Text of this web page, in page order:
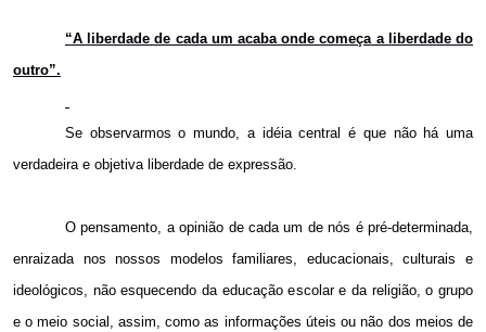
“A liberdade de cada um acaba onde começa a liberdade do
outro”.
Se observarmos o mundo, a idéia central é que não há uma
verdadeira e objetiva liberdade de expressão.
O pensamento, a opinião de cada um de nós é pré-determinada,
enraizada nos nossos modelos familiares, educacionais, culturais e
ideológicos, não esquecendo da educação escolar e da religião, o grupo
e o meio social, assim, como as informações úteis ou não dos meios de